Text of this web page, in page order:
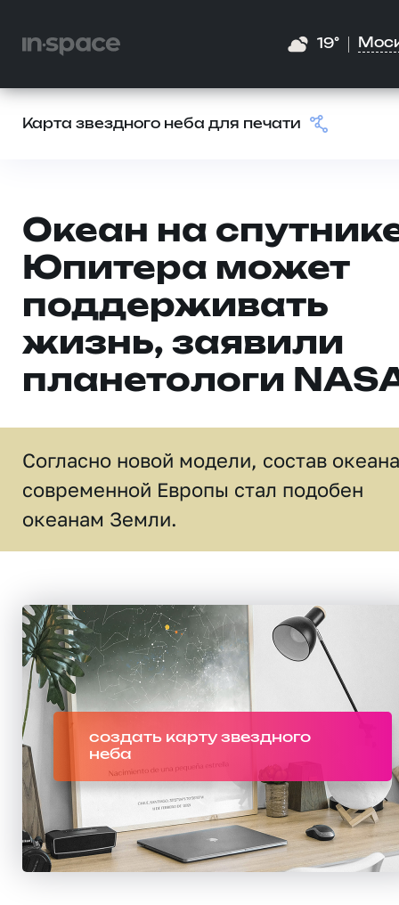
19°
Карта звездного неба для печати
Океан на
Юпитера может
поддерживать
жизнь, заявили
планетологи
Согласно новой модели, состав океана
современной Европы стал подобен
океанам Земли.
создать карту звездного
неба